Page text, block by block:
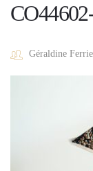
Géraldine